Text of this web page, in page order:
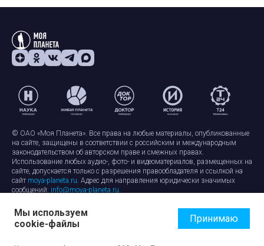
© ОАО «Моя Планета». Все права на любые материалы, опубликованные
на сайте, защищены в соответствии с российским и международным
законодательством об авторском праве и смежных правах.
Использование любых аудио-, фото- и видеоматериалов, размещенных на
сайте, допускается только с разрешения правообладателя и ссылкой на
сайт moya-planeta.ru. Адрес для направления юридически значимых
сообщений: info@moya-planeta.ru.
Правила сайтаРабота с cookie-файлами
Защита персональных данных
Обработка персональных данных
Мы используем
cookie-файлы
Принимаю